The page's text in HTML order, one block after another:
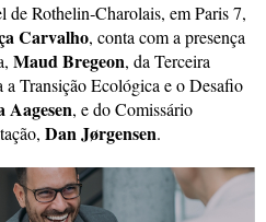
Rothelin‑Charolais, em Paris 7,
Carvalho, conta com a presença
Maud Bregeon, da Terceira
a Transição Ecológica e o Desafio
Aagesen, e do Comissário
Dan Jørgensen.